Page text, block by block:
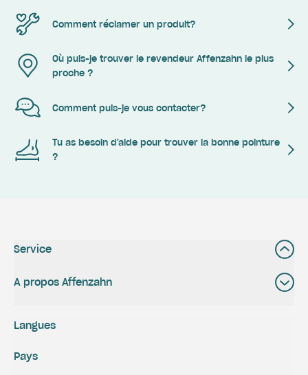
Comment réclamer un produit?
Où puis-je trouver le revendeur Affenzahn le plus
proche ?
Comment puis-je vous contacter?
Tu as besoin d'aide pour trouver la bonne pointure
?
Service
A propos Affenzahn
Langues
Pays